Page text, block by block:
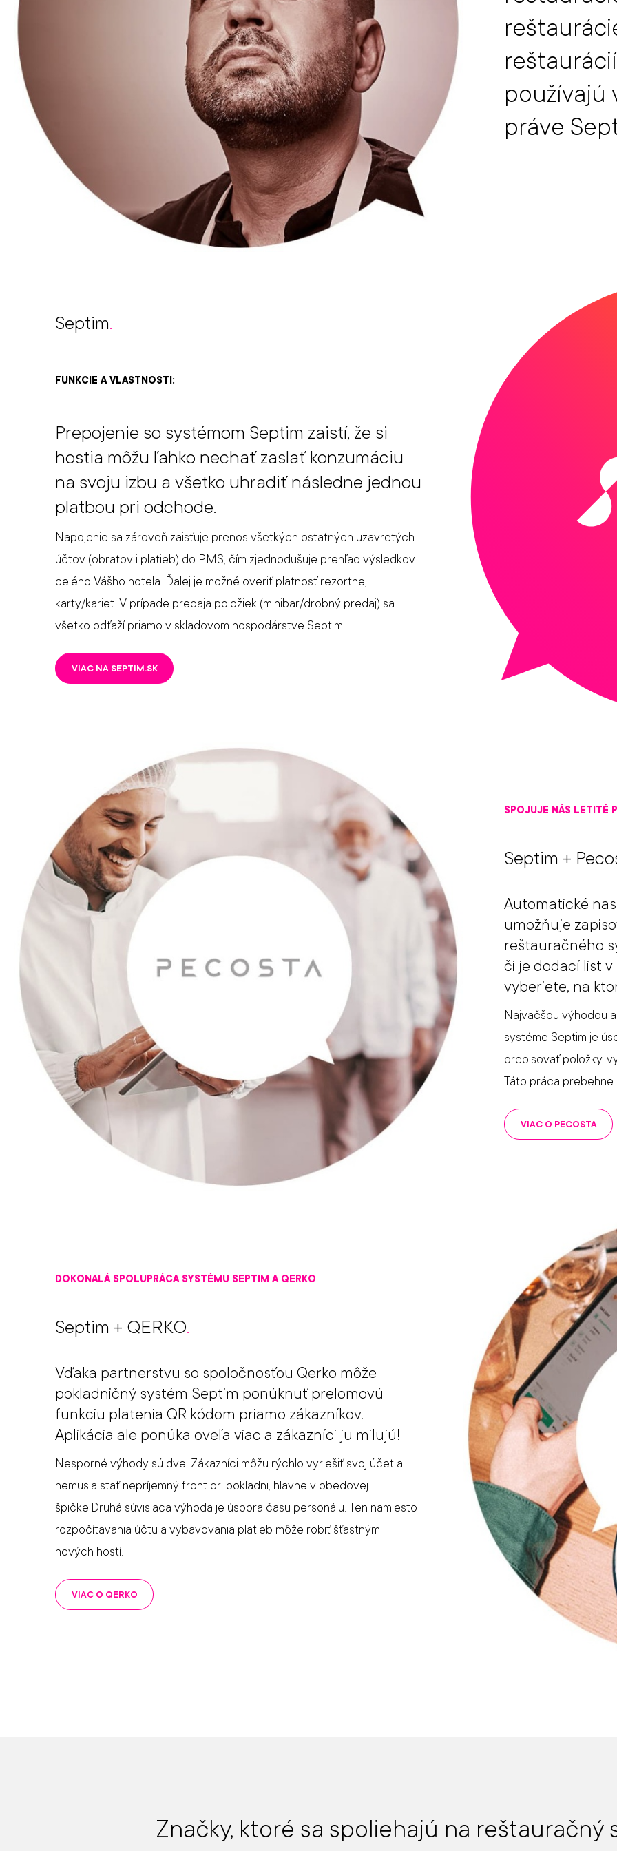
používajú
práve
Septim.
FUNKCIE A VLASTNOSTI:
Prepojenie so systémom Septim zaistí, že si
hostia môžu ľahko nechať zaslať konzumáciu
na svoju izbu a všetko uhradiť následne jednou
platbou pri odchode.
Napojenie sa zároveň zaisťuje prenos všetkých ostatných uzavretých
účtov (obratov i platieb) do PMS, čím zjednodušuje prehľad výsledkov
celého Vášho hotela. Ďalej je možné overiť platnosť rezortnej
karty/kariet. V prípade predaja položiek (minibar/drobný predaj) sa
všetko odťaží priamo v skladovom hospodárstve Septim.
VIAC NA SEPTIM.SK
SPOJUJE NÁS LETITÉ
Septim +
Automatické
umožňuje
reštauračného
či je dodací list
vyberiete, na
Najväčšou výhodou
systéme Septim je
prepisovať položky,
Táto práca prebehne
VIAC O PECOSTA
DOKONALÁ SPOLUPRÁCA SYSTÉMU SEPTIM A QERKO
Septim + QERKO.
Vďaka partnerstvu so spoločnosťou Qerko môže
pokladničný systém Septim ponúknuť prelomovú
funkciu platenia QR kódom priamo zákazníkov.
Aplikácia ale ponúka oveľa viac a zákazníci ju milujú!
Nesporné výhody sú dve. Zákazníci môžu rýchlo vyriešiť svoj účet a
nemusia stať nepríjemný front pri pokladni, hlavne v obedovej
špičke.Druhá súvisiaca výhoda je úspora času personálu. Ten namiesto
rozpočítavania účtu a vybavovania platieb môže robiť šťastnými
nových hostí.
VIAC O QERKO
Značky, ktoré sa spoliehajú na reštauračný